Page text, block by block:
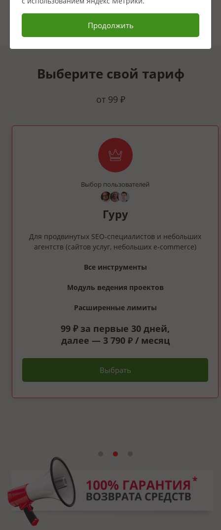
Выберите свой тариф
от 99 ₽
Выбор пользователей
Гуру
Для продвинутых SEO‑специалистов и небольших
агентств (сайтов услуг, небольших e‑commerce)
Все инструменты
Модуль ведения проектов
Расширенные лимиты
99 ₽ за первые 30 дней,
далее — 3 790 ₽/ месяц
Выбрать
Продолжить